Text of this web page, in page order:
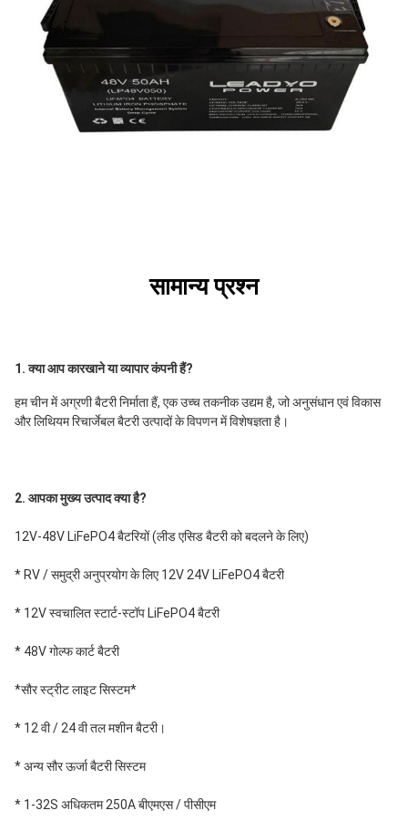
सामान्य प्रश्न
1. क्या आप कारखाने या व्यापार कंपनी हैं?
हम चीन में अग्रणी बैटरी निर्माता हैं, एक उच्च तकनीक उद्यम है, जो अनुसंधान एवं विकास
और लिथियम रिचार्जेबल बैटरी उत्पादों के विपणन में विशेषज्ञता है।
2. आपका मुख्य उत्पाद क्या है?
12V-48V LiFePO4 बैटरियों (लीड एसिड बैटरी को बदलने के लिए)
* RV / समुद्री अनुप्रयोग के लिए 12V 24V LiFePO4 बैटरी
* 12V स्वचालित स्टार्ट-स्टॉप LiFePO4 बैटरी
* 48V गोल्फ कार्ट बैटरी
*सौर स्ट्रीट लाइट सिस्टम*
* 12 वी / 24 वी तल मशीन बैटरी।
* अन्य सौर ऊर्जा बैटरी सिस्टम
* 1-32S अधिकतम 250A बीएमएस / पीसीएम